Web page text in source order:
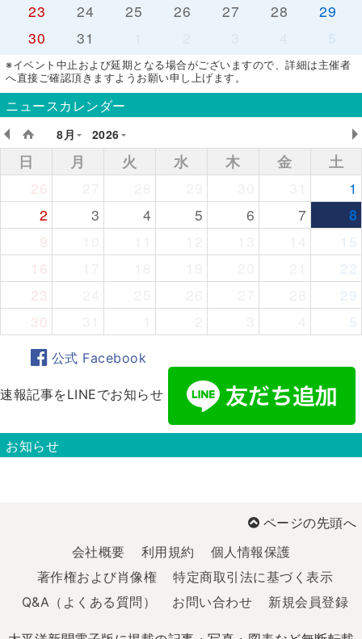
23
24 25 26 27 28
29
30
31 5
※イベント中止および延期となる場合がございますので、詳細は主催者
へ直接ご確認頂きますようお願い申し上げます。
ニュースカレンダー
8月
2026
日 月 火 水 木 金
土
26
1
2
3 4 5 6 7
8
9
15
16
22
23
29
30
5
公式 Facebook
速報記事をLINEでお知らせ
お知らせ
ページの先頭へ
会社概要
利用規約
個人情報保護
著作権および肖像権
特定商取引法に基づく表示
Q&A（よくある質問）
お問い合わせ 新規会員登録